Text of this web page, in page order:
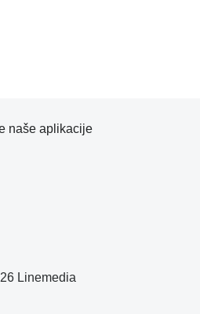
Linemedia
naše aplikacije